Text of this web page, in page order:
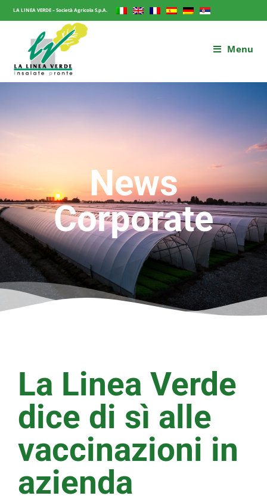
LA LINEA VERDE – Società Agricola S.p.A.
Menu
News
Corporate
La Linea Verde
dice di sì alle
vaccinazioni in
azienda